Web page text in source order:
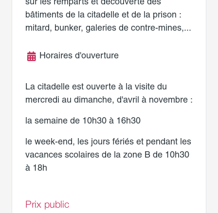
bâtiments de la citadelle et de la prison :
mitard, bunker, galeries de contre-mines,...
Horaires d'ouverture
La citadelle est ouverte à la visite du
mercredi au dimanche, d'avril à novembre :
la semaine de 10h30 à 16h30
le week-end, les jours fériés et pendant les
vacances scolaires de la zone B de 10h30
à 18h
Prix public